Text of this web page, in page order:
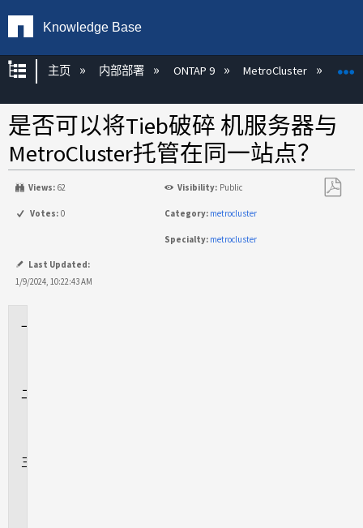
Knowledge Base
扩展/隐缩全局层次
主页 内部部署 ONTAP 9 MetroCluster
是否可以将Tieb破碎 机服务器与
MetroCluster托管在同一站点？
Views: 62 Visibility: Public
Votes: 0 Category: metrocluster
Specialty: metrocluster
Last Updated:
1/9/2024, 10:22:43 AM